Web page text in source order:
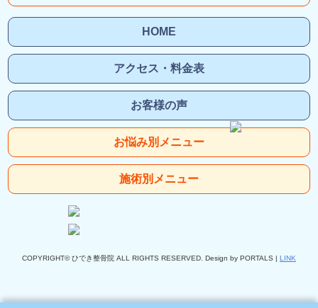
HOME
アクセス・料金表
お客様の声
お悩み別メニュー
施術別メニュー
COPYRIGHT© ひでき整骨院 ALL RIGHTS RESERVED. Design by PORTALS | LINK